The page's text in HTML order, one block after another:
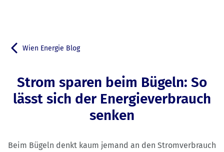
Zurück zu
Wien Energie Blog
Strom sparen beim Bügeln: So
lässt sich der Energieverbrauch
senken
Beim Bügeln denkt kaum jemand an den Stromverbrauch